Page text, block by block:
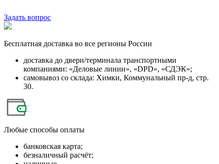
Задать вопрос
Бесплатная доставка во все регионы России
доставка до двери/терминала транспортными
компаниями: «Деловые линии», «DPD», «СДЭК»;
самовывоз со склада: Химки, Коммунальный пр-д, стр.
30.
Любые способы оплаты
банковская карта;
безналичный расчёт;